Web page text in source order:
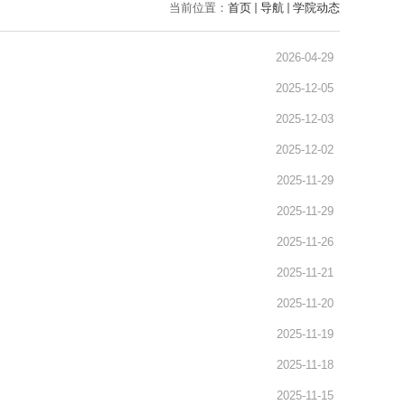
当前位置： 首页 导航 学院动态
2026-04-29
2025-12-05
2025-12-03
2025-12-02
2025-11-29
2025-11-29
2025-11-26
2025-11-21
2025-11-20
2025-11-19
2025-11-18
2025-11-15